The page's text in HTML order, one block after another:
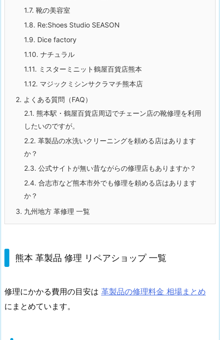
1.7. 靴の美容室
1.8. Re:Shoes Studio SEASON
1.9. Dice factory
1.10. ナチュラル
1.11. ミスターミニット鶴屋百貨店熊本
1.12. マジックミシンサクラマチ熊本店
2. よくある質問（FAQ）
2.1. 熊本駅・鶴屋百貨店周辺でチェーン店の靴修理を利用
したいのですが。
2.2. 革製品の水洗いクリーニングを頼める店はあります
か？
2.3. 公式サイトが無い昔ながらの修理店もありますか？
2.4. 合志市など熊本市外でも修理を頼める店はあります
か？
3. 九州地方 革修理 一覧
熊本 革製品 修理 リペアショップ 一覧
修理にかかる費用の目安は 革製品の修理料金 相場まとめ
にまとめています。